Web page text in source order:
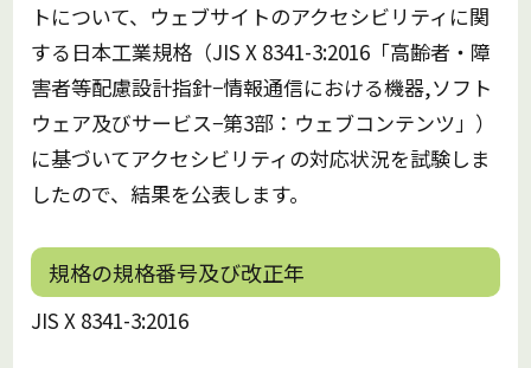
トについて、ウェブサイトのアクセシビリティに関
する⽇本⼯業規格（JIS X 8341-3:2016「⾼齢者・障
害者等配慮設計指針−情報通信における機器,ソフト
ウェア及びサービス−第3部：ウェブコンテンツ」）
に基づいてアクセシビリティの対応状況を試験しま
したので、結果を公表します。
規格の規格番号及び改正年
JIS X 8341-3:2016